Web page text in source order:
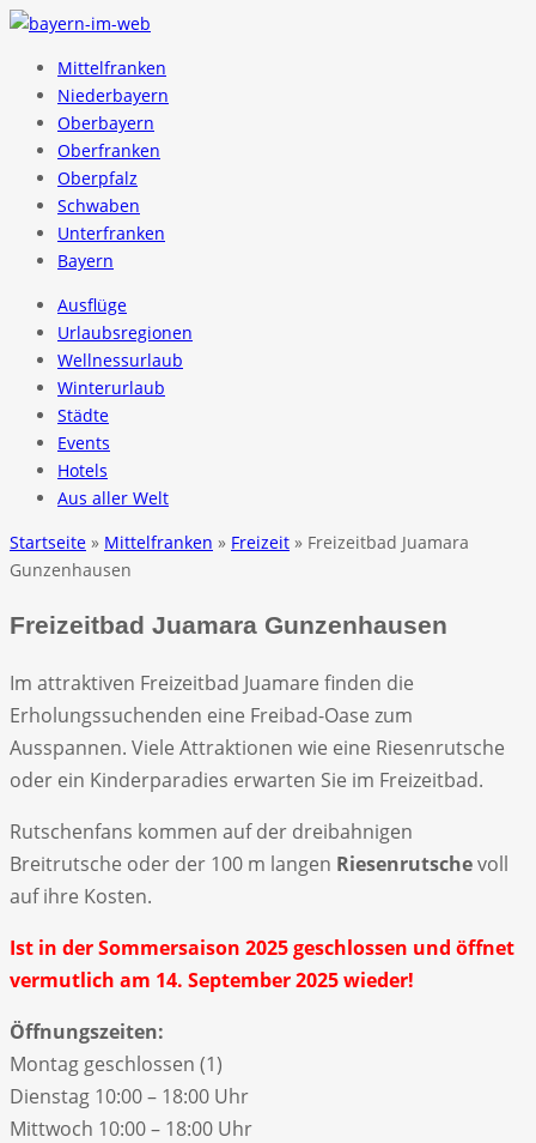
Mittelfranken
Niederbayern
Oberbayern
Oberfranken
Oberpfalz
Schwaben
Unterfranken
Bayern
Ausflüge
Urlaubsregionen
Wellnessurlaub
Winterurlaub
Städte
Events
Hotels
Aus aller Welt
Startseite » Mittelfranken » Freizeit » Freizeitbad Juamara
Gunzenhausen
Freizeitbad Juamara Gunzenhausen
Im attraktiven Freizeitbad Juamare finden die
Erholungssuchenden eine Freibad-Oase zum
Ausspannen. Viele Attraktionen wie eine Riesenrutsche
oder ein Kinderparadies erwarten Sie im Freizeitbad.
Rutschenfans kommen auf der dreibahnigen
Breitrutsche oder der 100 m langen Riesenrutschevoll
auf ihre Kosten.
Ist in der Sommersaison 2025 geschlossen und öffnet
vermutlich am 14. September 2025 wieder!
Öffnungszeiten:
Montag geschlossen (1)
Dienstag 10:00 – 18:00 Uhr
Mittwoch 10:00 – 18:00 Uhr